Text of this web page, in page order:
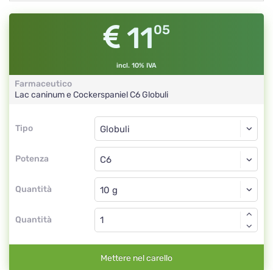
1105
incl. 10% IVA
Farmaceutico
Lac caninum e CockerspanielC6Globuli
Tipo
Tipo
Potenza
Globuli
C6
Quantità
Globuli
Quantità
Mettere nel carello